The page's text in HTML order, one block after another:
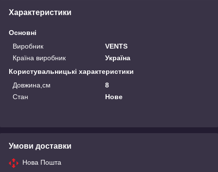
Характеристики
Основні
Виробник
VENTS
Країна виробник
Україна
Користувальницькі характеристики
Довжина,см
8
Стан
Нове
Умови доставки
Нова Пошта